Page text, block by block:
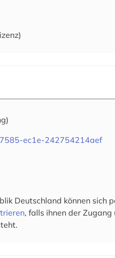
ec1e-242754214aef
Deutschland können sich
, falls ihnen der